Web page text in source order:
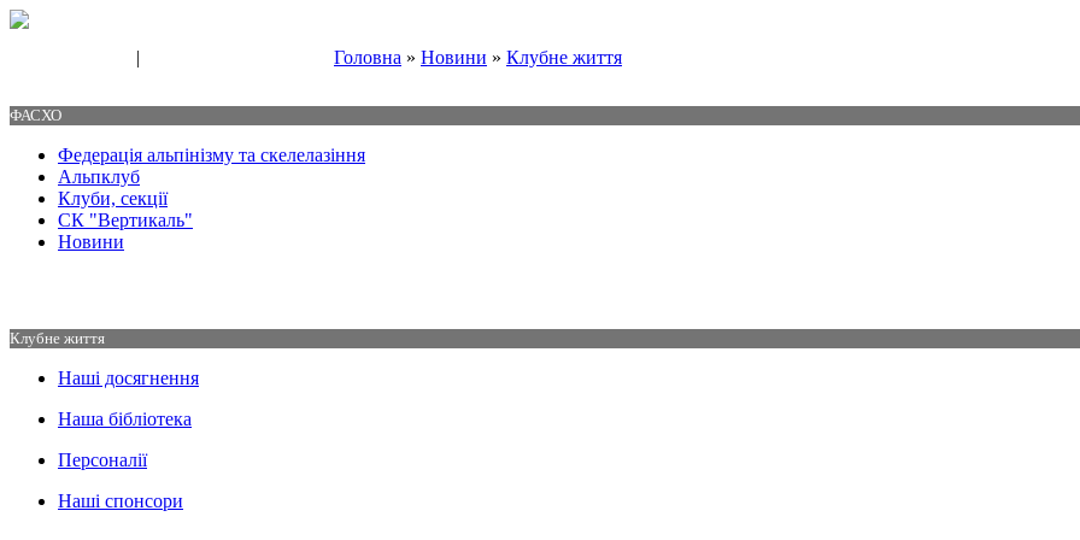
| Головна » Новини » Клубне життя
ФАСХО
Федерація альпінізму та скелелазіння
Альпклуб
Клуби, секції
СК "Вертикаль"
Новини
Клубне життя
Наші досягнення
Наша бібліотека
Персоналії
Наші спонсори